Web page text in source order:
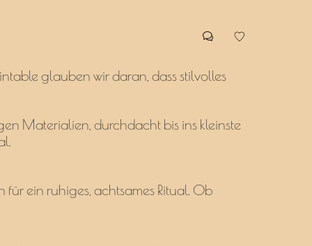
glauben wir daran, dass stilvolles
Materialien, durchdacht bis ins kleinste
ein ruhiges, achtsames Ritual. Ob